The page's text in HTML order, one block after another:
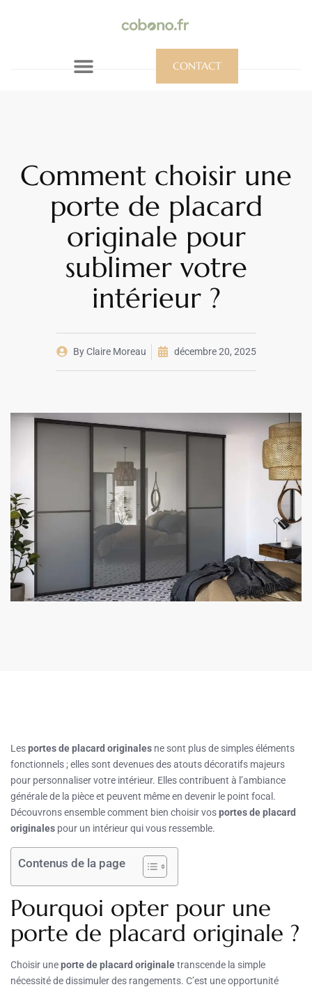
CONTACT
Comment choisir une
porte de placard
originale pour
sublimer votre
intérieur ?
ByClaire Moreau décembre 20, 2025
Lesportes de placard originales ne sont plus de simples éléments
fonctionnels ; elles sont devenues des atouts décoratifs majeurs
pour personnaliser votre intérieur. Elles contribuent à l’ambiance
générale de la pièce et peuvent même en devenir le point focal.
Découvrons ensemble comment bien choisir vosportes de placard
originales pour un intérieur qui vous ressemble.
Contenus de la page
Pourquoi opter pour une
porte de placard originale ?
Choisir uneporte de placard originaletranscende la simple
nécessité de dissimuler des rangements. C’est une opportunité